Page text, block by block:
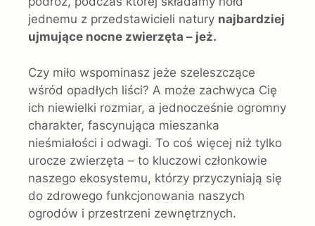
jednemu z przedstawicieli natury najbardziej
ujmujące nocne zwierzęta – jeż.
Czy miło wspominasz jeże szeleszczące
wśród opadłych liści? A może zachwyca Cię
ich niewielki rozmiar, a jednocześnie ogromny
charakter, fascynująca mieszanka
nieśmiałości i odwagi. To coś więcej niż tylko
urocze zwierzęta – to kluczowi członkowie
naszego ekosystemu, którzy przyczyniają się
do zdrowego funkcjonowania naszych
ogrodów i przestrzeni zewnętrznych.